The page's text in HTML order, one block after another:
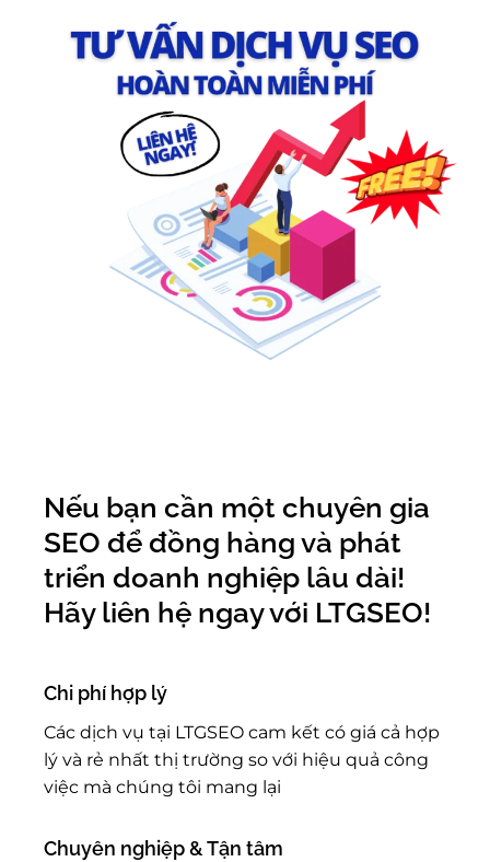
Nếu bạn cần một chuyên gia
SEO để đồng hàng và phát
triển doanh nghiệp lâu dài!
Hãy liên hệ ngay với LTGSEO!
Chi phí hợp lý
Các dịch vụ tại LTGSEO cam kết có giá cả hợp
lý và rẻ nhất thị trường so với hiệu quả công
việc mà chúng tôi mang lại
Chuyên nghiệp & Tận tâm